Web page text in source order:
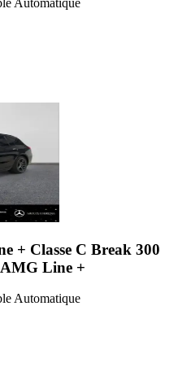
+ Classe C Break 300
Line +
Automatique